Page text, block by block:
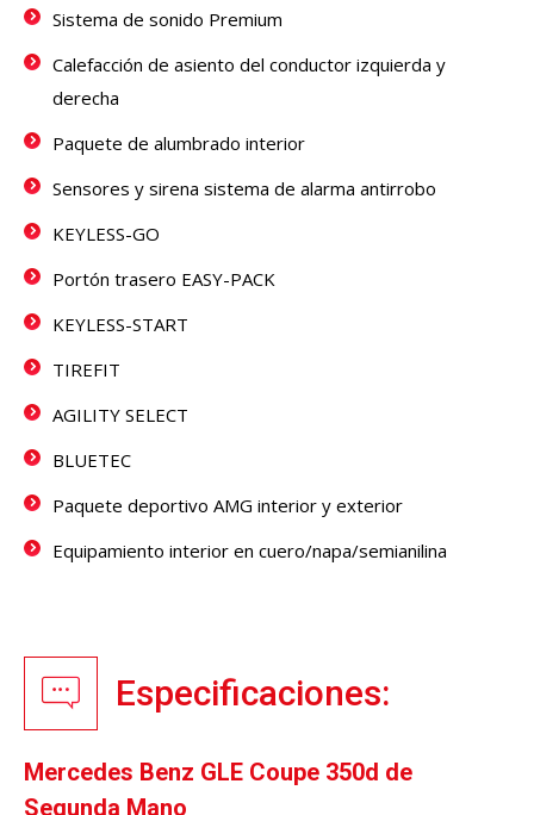
Sistema de sonido Premium
Calefacción de asiento del conductor izquierda y
derecha
Paquete de alumbrado interior
Sensores y sirena sistema de alarma antirrobo
KEYLESS-GO
Portón trasero EASY-PACK
KEYLESS-START
TIREFIT
AGILITY SELECT
BLUETEC
Paquete deportivo AMG interior y exterior
Equipamiento interior en cuero/napa/semianilina
Especificaciones:
Mercedes Benz GLE Coupe 350d de
Segunda Mano